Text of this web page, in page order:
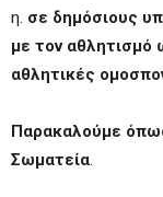
η. σε δημόσιους
με τον
αθλητικές
Παρακαλούμε
Σωματεία.